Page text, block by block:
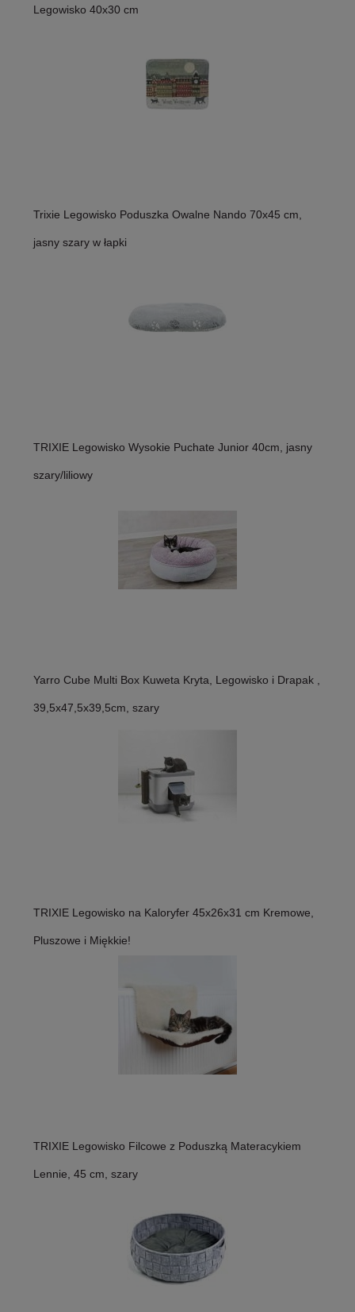
Legowisko 40x30 cm
Trixie Legowisko Poduszka Owalne Nando 70x45 cm,
jasny szary w łapki
TRIXIE Legowisko Wysokie Puchate Junior 40cm, jasny
szary/liliowy
Yarro Cube Multi Box Kuweta Kryta, Legowisko i Drapak ,
39,5x47,5x39,5cm, szary
TRIXIE Legowisko na Kaloryfer 45x26x31 cm Kremowe,
Pluszowe i Miękkie!
TRIXIE Legowisko Filcowe z Poduszką Materacykiem
Lennie, 45 cm, szary